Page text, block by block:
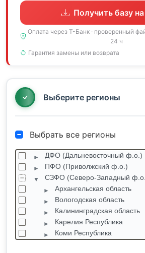
Получить базу
Оплата через Т-Банк · проверенный
24 ч
Гарантия замены или возврата
Выберите регионы
Выбрать все регионы
ДФО (Дальневосточный ф.о.)
ПФО (Приволжский ф.о.)
СЗФО (Северо-Западный
Архангельская область
Вологодская область
Калининградская область
Карелия Республика
Коми Республика